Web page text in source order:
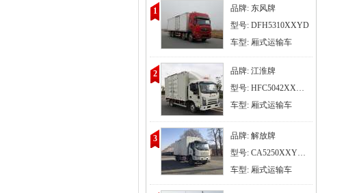
1
品牌: 东风牌
型号: DFH5310XXYD
车型: 厢式运输车
2
品牌: 江淮牌
型号: HFC5042XXYP31K1C7S
车型: 厢式运输车
3
品牌: 解放牌
型号: CA5250XXYP62K1L3T1E6Z
车型: 厢式运输车